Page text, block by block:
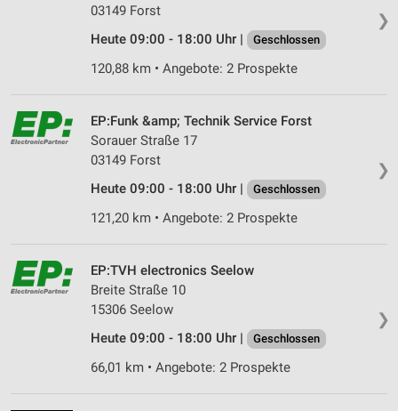
❯
03149 Forst
Heute 09:00 - 18:00 Uhr |
Geschlossen
120,88 km • Angebote: 2 Prospekte
❯
EP:Funk &amp; Technik Service Forst
Sorauer Straße 17
03149 Forst
Heute 09:00 - 18:00 Uhr |
Geschlossen
121,20 km • Angebote: 2 Prospekte
❯
EP:TVH electronics Seelow
Breite Straße 10
15306 Seelow
Heute 09:00 - 18:00 Uhr |
Geschlossen
66,01 km • Angebote: 2 Prospekte